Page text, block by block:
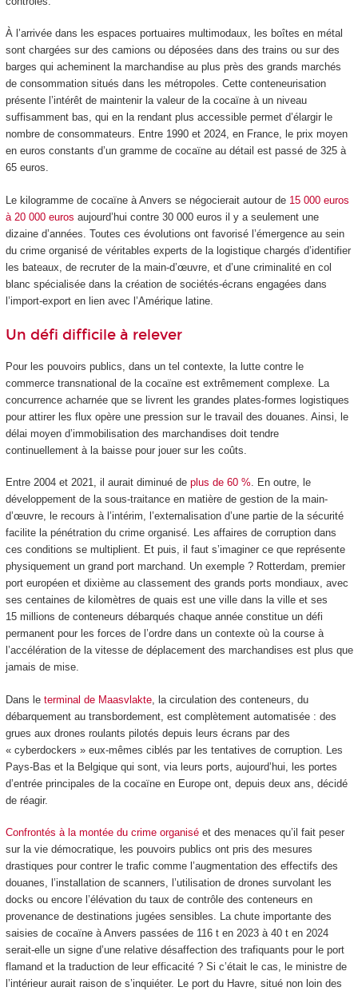
À l’arrivée dans les espaces portuaires multimodaux, les boîtes en métal
sont chargées sur des camions ou déposées dans des trains ou sur des
barges qui acheminent la marchandise au plus près des grands marchés
de consommation situés dans les métropoles. Cette conteneurisation
présente l’intérêt de maintenir la valeur de la cocaïne à un niveau
suffisamment bas, qui en la rendant plus accessible permet d’élargir le
nombre de consommateurs. Entre 1990 et 2024, en France, le prix moyen
en euros constants d’un gramme de cocaïne au détail est passé de 325 à
65 euros.
Le kilogramme de cocaïne à Anvers se négocierait autour de 15 000 euros
à 20 000 euros aujourd’hui contre 30 000 euros il y a seulement une
dizaine d’années. Toutes ces évolutions ont favorisé l’émergence au sein
du crime organisé de véritables experts de la logistique chargés d’identifier
les bateaux, de recruter de la main-d’œuvre, et d’une criminalité en col
blanc spécialisée dans la création de sociétés-écrans engagées dans
l’import-export en lien avec l’Amérique latine.
Un défi difficile à relever
Pour les pouvoirs publics, dans un tel contexte, la lutte contre le
commerce transnational de la cocaïne est extrêmement complexe. La
concurrence acharnée que se livrent les grandes plates-formes logistiques
pour attirer les flux opère une pression sur le travail des douanes. Ainsi, le
délai moyen d’immobilisation des marchandises doit tendre
continuellement à la baisse pour jouer sur les coûts.
Entre 2004 et 2021, il aurait diminué de plus de 60 %. En outre, le
développement de la sous-traitance en matière de gestion de la main-
d’œuvre, le recours à l’intérim, l’externalisation d’une partie de la sécurité
facilite la pénétration du crime organisé. Les affaires de corruption dans
ces conditions se multiplient. Et puis, il faut s’imaginer ce que représente
physiquement un grand port marchand. Un exemple ? Rotterdam, premier
port européen et dixième au classement des grands ports mondiaux, avec
ses centaines de kilomètres de quais est une ville dans la ville et ses
15 millions de conteneurs débarqués chaque année constitue un défi
permanent pour les forces de l’ordre dans un contexte où la course à
l’accélération de la vitesse de déplacement des marchandises est plus que
jamais de mise.
Dans le terminal de Maasvlakte, la circulation des conteneurs, du
débarquement au transbordement, est complètement automatisée : des
grues aux drones roulants pilotés depuis leurs écrans par des
« cyberdockers » eux-mêmes ciblés par les tentatives de corruption. Les
Pays-Bas et la Belgique qui sont, via leurs ports, aujourd’hui, les portes
d’entrée principales de la cocaïne en Europe ont, depuis deux ans, décidé
de réagir.
Confrontés à la montée du crime organiséet des menaces qu’il fait peser
sur la vie démocratique, les pouvoirs publics ont pris des mesures
drastiques pour contrer le trafic comme l’augmentation des effectifs des
douanes, l’installation de scanners, l’utilisation de drones survolant les
docks ou encore l’élévation du taux de contrôle des conteneurs en
provenance de destinations jugées sensibles. La chute importante des
saisies de cocaïne à Anvers passées de 116 t en 2023 à 40 t en 2024
serait-elle un signe d’une relative désaffection des trafiquants pour le port
flamand et la traduction de leur efficacité ? Si c’était le cas, le ministre de
l’intérieur aurait raison de s’inquiéter. Le port du Havre, situé non loin des